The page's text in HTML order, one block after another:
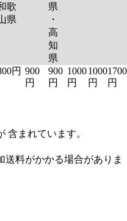
歌
県
県
・
高
知
県
円 900
円
900
円
1000
円
1000
円
1700
円
含まれています。
送料がかかる場合がありま